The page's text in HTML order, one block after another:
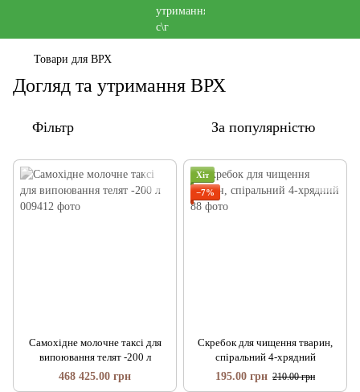
Товари для ВРХ
Догляд та утримання ВРХ
Фільтр За популярністю
Самохідне молочне таксі для
випоювання телят -200 л
468 425.00 грн
Хіт
−7%
Скребок для чищення тварин,
спіральний 4-хрядний
195.00 грн 210.00 грн